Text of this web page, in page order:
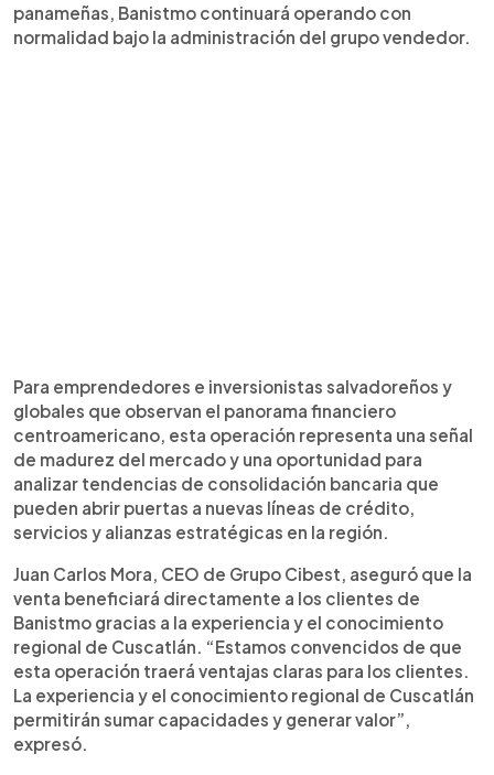
panameñas, Banistmo continuará operando con
normalidad bajo la administración del grupo vendedor.
Para emprendedores e inversionistas salvadoreños y
globales que observan el panorama financiero
centroamericano, esta operación representa una señal
de madurez del mercado y una oportunidad para
analizar tendencias de consolidación bancaria que
pueden abrir puertas a nuevas líneas de crédito,
servicios y alianzas estratégicas en la región.
Juan Carlos Mora, CEO de Grupo Cibest, aseguró que la
venta beneficiará directamente a los clientes de
Banistmo gracias a la experiencia y el conocimiento
regional de Cuscatlán. “Estamos convencidos de que
esta operación traerá ventajas claras para los clientes.
La experiencia y el conocimiento regional de Cuscatlán
permitirán sumar capacidades y generar valor”,
expresó.